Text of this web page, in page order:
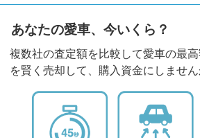
あなたの愛車、今いくら？
複数社の査定額を比較して愛車の最
を賢く売却して、購入資金にしません